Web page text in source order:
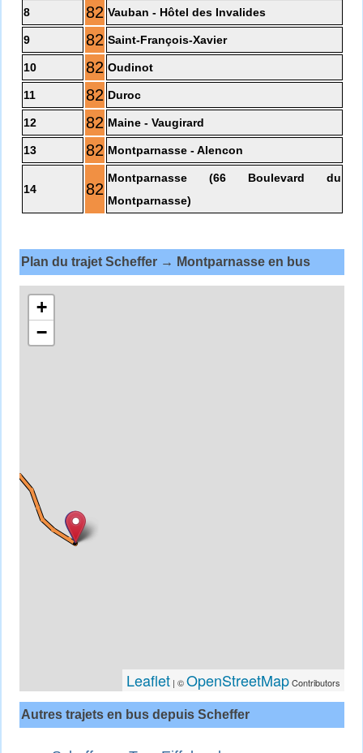
8 82 Vauban - Hôtel des Invalides
9 82 Saint-François-Xavier
10 82 Oudinot
11 82 Duroc
12 82 Maine - Vaugirard
13 82 Montparnasse - Alencon
14 82
Montparnasse (66 Boulevard du
Montparnasse)
Plan du trajet Scheffer → Montparnasse en bus
+
−
Leaflet| ©OpenStreetMapContributors
Autres trajets en bus depuis Scheffer